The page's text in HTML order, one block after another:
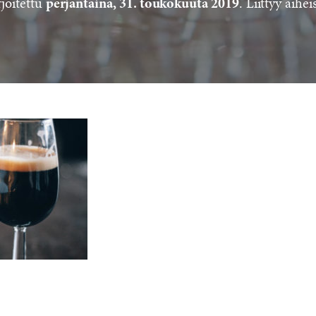
perjantaina, 31. toukokuuta 2019. Liittyy